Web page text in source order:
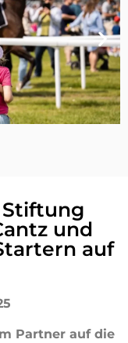
und
auf
Partner auf die